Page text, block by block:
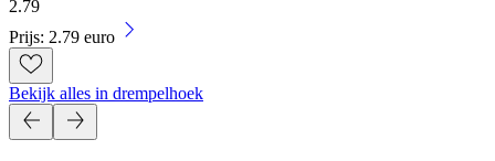
2.79
Prijs: 2.79 euro
Bekijk alles in drempelhoek